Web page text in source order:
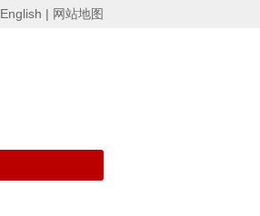
English | 网站地图